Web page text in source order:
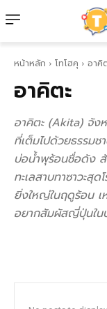
หน้าหลัก โทโฮคุ อาคิ
อาคิตะ
อาคิตะ (Akita) จัง
ที่เต็มไปด้วยธรรม
บ่อน้ำพุร้อนชื่อดัง
ทะเลสาบทาซาวะสุ
ยิ่งใหญ่ในฤดูร้อน เ
อยากสัมผัสญี่ปุ่นใน